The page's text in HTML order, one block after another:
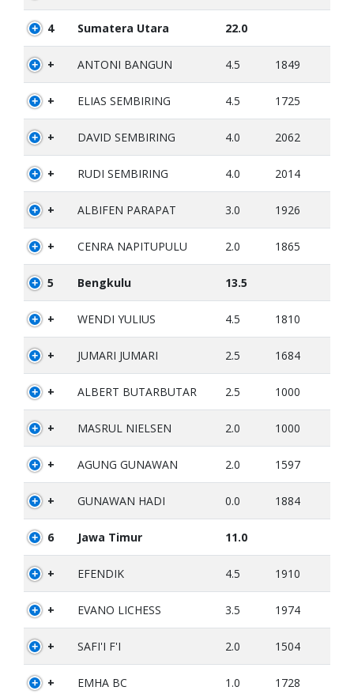
4 Sumatera Utara 22.0
+ ANTONI BANGUN 4.5 1849
+ ELIAS SEMBIRING 4.5 1725
+ DAVID SEMBIRING 4.0 2062
+ RUDI SEMBIRING 4.0 2014
+ ALBIFEN PARAPAT 3.0 1926
+ CENRA NAPITUPULU 2.0 1865
5 Bengkulu 13.5
+ WENDI YULIUS 4.5 1810
+ JUMARI JUMARI 2.5 1684
+ ALBERT BUTARBUTAR 2.5 1000
+ MASRUL NIELSEN 2.0 1000
+ AGUNG GUNAWAN 2.0 1597
+ GUNAWAN HADI 0.0 1884
6 Jawa Timur 11.0
+ EFENDIK 4.5 1910
+ EVANO LICHESS 3.5 1974
+ SAFI'I F'I 2.0 1504
+ EMHA BC 1.0 1728